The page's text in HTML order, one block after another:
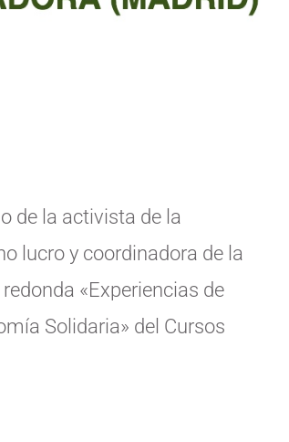
de la activista de la
lucro y coordinadora de la
«Experiencias de
Solidaria» del Cursos